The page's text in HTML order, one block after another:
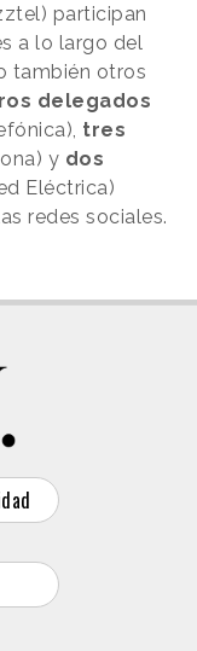
participan
a lo largo del
también otros
delegados
tres
y dos
Eléctrica)
redes sociales.